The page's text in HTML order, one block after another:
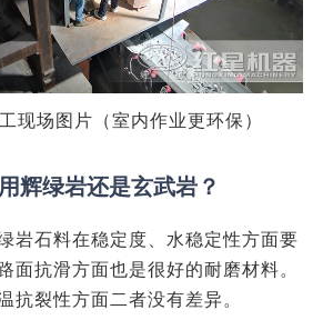
现场图片（室内作业更环保）
辉绿岩还是玄武岩？
岩石料在稳定度、水稳定性方面要
面抗滑方面也是很好的耐磨材料。
抗裂性方面二者没有差异。